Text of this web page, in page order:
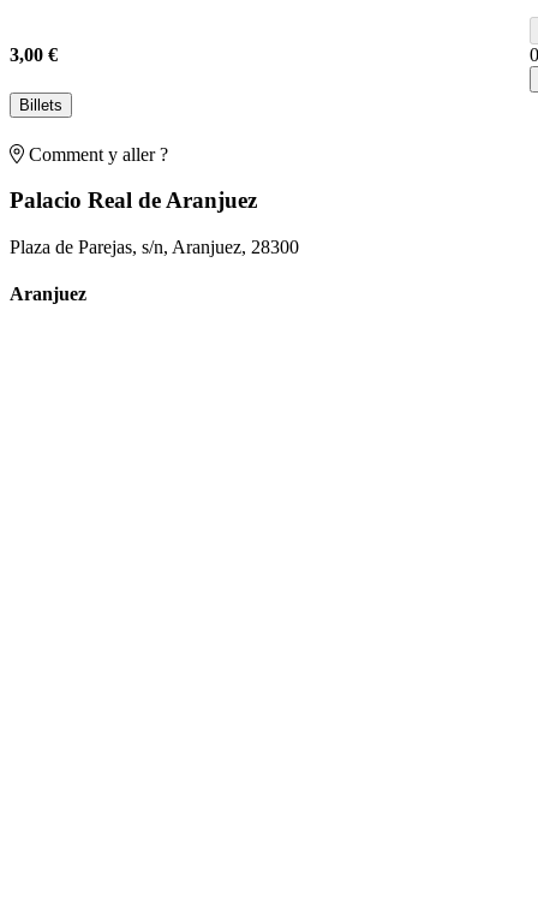
Comment y aller ?
Palacio Real de Aranjuez
Plaza de Parejas, s/n, Aranjuez, 28300
Aranjuez
3,00 €
Billets